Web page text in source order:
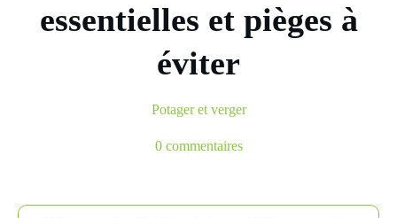
essentielles et pièges à
éviter
Potager et verger
0commentaires